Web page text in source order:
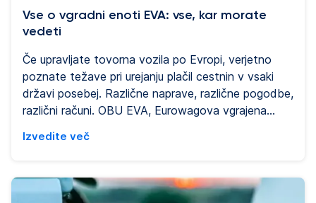
Vse o vgradni enoti EVA: vse, kar morate
vedeti
Če upravljate tovorna vozila po Evropi, verjetno
poznate težave pri urejanju plačil cestnin v vsaki
državi posebej. Različne naprave, različne pogodbe,
različni računi. OBU EVA, Eurowagova vgrajena
da to spremeni. Ta vodnik odgovarja na
kako deluje, komu je namenjena in kako se povezuje
z upravljanjem voznega parka ter zaščito pred
Izvedite več